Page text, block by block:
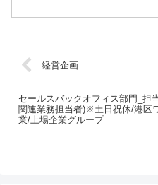
経営企画
セールスバックオフィス部門_担
関連業務担当者)※土日祝休/港区
業/上場企業グループ